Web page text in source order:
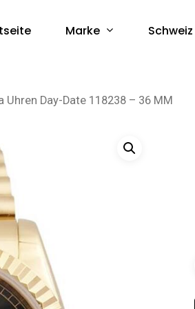
Marke Schweiz
Uhren Day-Date 118238 – 36 MM